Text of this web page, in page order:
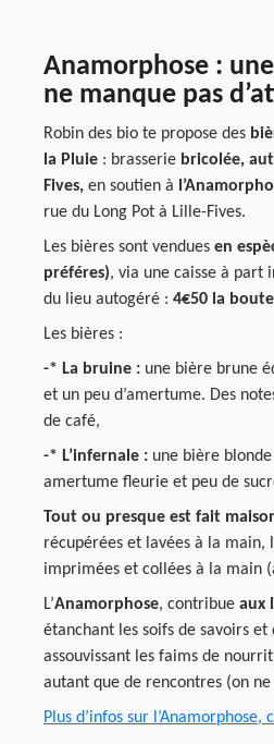
Anamorphose :
ne manque pas
Robin des bio te propose des
la Pluie : brasserie bricolée,
Fives, en soutien à
rue du Long Pot à Lille-Fives.
Les bières sont vendues en
préféres), via une caisse à
du lieu autogéré : 4€50 la
Les bières :
-* La bruine : une bière brune
et un peu d’amertume. Des
de café,
-* L’infernale : une bière
amertume fleurie et peu de
Tout ou presque est fait
récupérées et lavées à la main,
imprimées et collées à la main
L’Anamorphose, contribue aux
étanchant les soifs de savoirs et
assouvissant les faims de
autant que de rencontres (on
Plus d’infos sur l’Anamorphose,